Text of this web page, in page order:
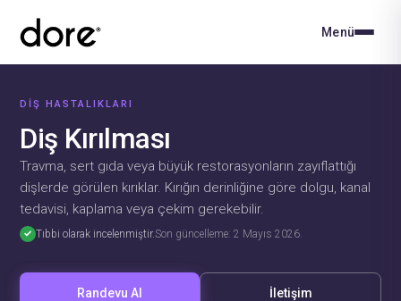
Menü
DIŞ HASTALIKLARI
Diş Kırılması
Travma, sert gıda veya büyük restorasyonların zayıflattığı
dişlerde görülen kırıklar. Kırığın derinliğine göre dolgu, kanal
tedavisi, kaplama veya çekim gerekebilir.
✓ Tıbbi olarak incelenmiştir.Son güncelleme: 2 Mayıs 2026.
Randevu Al İletişim